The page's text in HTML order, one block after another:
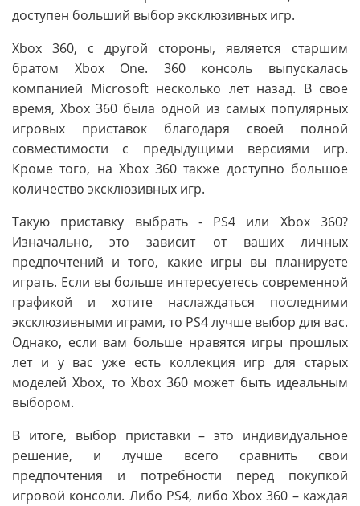
доступен больший выбор эксклюзивных игр.
Xbox 360, с другой стороны, является старшим
братом Xbox One. 360 консоль выпускалась
компанией Microsoft несколько лет назад. В свое
время, Xbox 360 была одной из самых популярных
игровых приставок благодаря своей полной
совместимости с предыдущими версиями игр.
Кроме того, на Xbox 360 также доступно большое
количество эксклюзивных игр.
Такую приставку выбрать - PS4 или Xbox 360?
Изначально, это зависит от ваших личных
предпочтений и того, какие игры вы планируете
играть. Если вы больше интересуетесь современной
графикой и хотите наслаждаться последними
эксклюзивными играми, то PS4 лучше выбор для вас.
Однако, если вам больше нравятся игры прошлых
лет и у вас уже есть коллекция игр для старых
моделей Xbox, то Xbox 360 может быть идеальным
выбором.
В итоге, выбор приставки – это индивидуальное
решение, и лучше всего сравнить свои
предпочтения и потребности перед покупкой
игровой консоли. Либо PS4, либо Xbox 360 – каждая